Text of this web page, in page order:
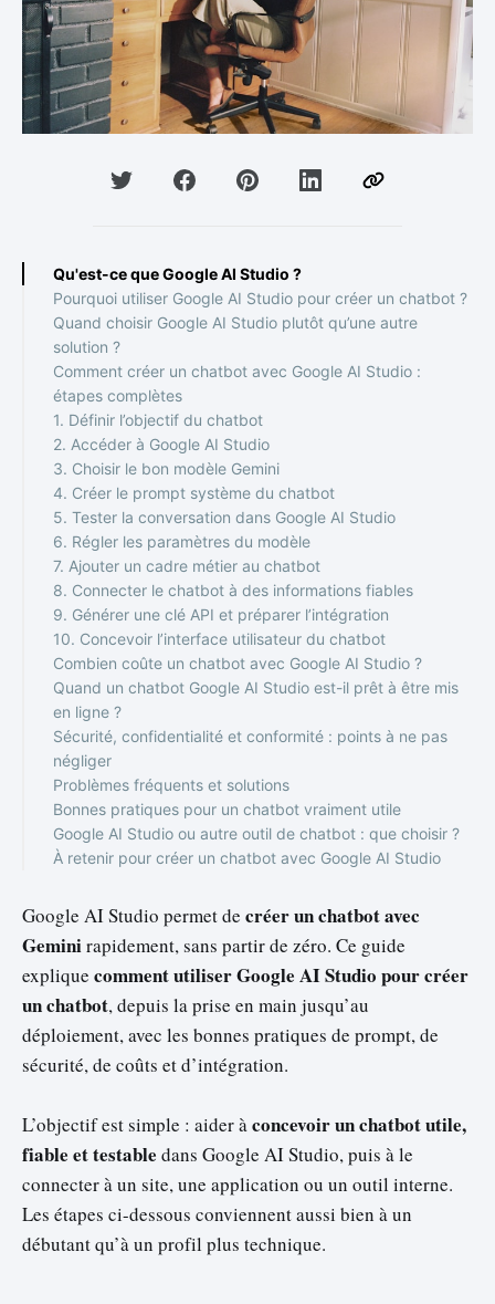
Qu'est-ce que Google AI Studio ?
Pourquoi utiliser Google AI Studio pour créer un chatbot ?
Quand choisir Google AI Studio plutôt qu’une autre
solution ?
Comment créer un chatbot avec Google AI Studio :
étapes complètes
1. Définir l’objectif du chatbot
2. Accéder à Google AI Studio
3. Choisir le bon modèle Gemini
4. Créer le prompt système du chatbot
5. Tester la conversation dans Google AI Studio
6. Régler les paramètres du modèle
7. Ajouter un cadre métier au chatbot
8. Connecter le chatbot à des informations fiables
9. Générer une clé API et préparer l’intégration
10. Concevoir l’interface utilisateur du chatbot
Combien coûte un chatbot avec Google AI Studio ?
Quand un chatbot Google AI Studio est-il prêt à être mis
en ligne ?
Sécurité, confidentialité et conformité : points à ne pas
négliger
Problèmes fréquents et solutions
Bonnes pratiques pour un chatbot vraiment utile
Google AI Studio ou autre outil de chatbot : que choisir ?
À retenir pour créer un chatbot avec Google AI Studio
Google AI Studio permet de créer un chatbot avec
Geminirapidement, sans partir de zéro. Ce guide
explique comment utiliser Google AI Studio pour créer
un chatbot, depuis la prise en main jusqu’au
déploiement, avec les bonnes pratiques de prompt, de
sécurité, de coûts et d’intégration.
L’objectif est simple : aider àconcevoir un chatbot utile,
fiable et testable dans Google AI Studio, puis à le
connecter à un site, une application ou un outil interne.
Les étapes ci-dessous conviennent aussi bien à un
débutant qu’à un profil plus technique.